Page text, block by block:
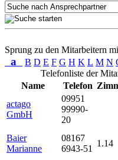
Sprung zu den Mitarbeitern
a B D E F G H K L M N
Telefonliste der
Name
Telefon
actago
GmbH
09951
99990-
20
Baier
Marianne
08167
6943-51
1.14